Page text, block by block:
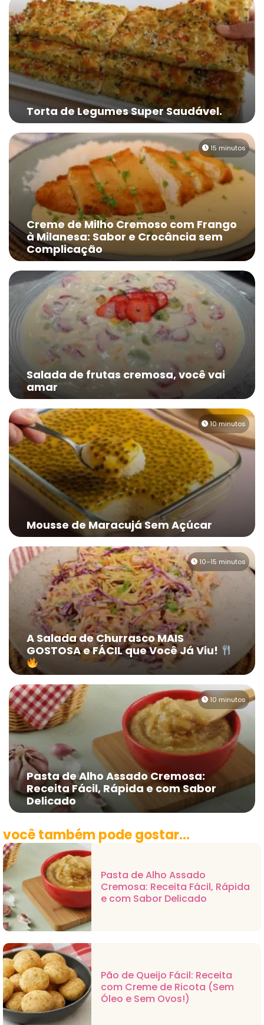
Torta de Legumes Super Saudável.
15 minutos
Creme de Milho Cremoso com Frango
à Milanesa: Sabor e Crocância sem
Complicação
Salada de frutas cremosa, você vai
amar
10 minutos
Mousse de Maracujá Sem Açúcar
10–15 minutos
A Salada de Churrasco MAIS
GOSTOSA e FÁCIL que Você Já Viu!
10 minutos
Pasta de Alho Assado Cremosa:
Receita Fácil, Rápida e com Sabor
Delicado
você também pode gostar...
Pasta de Alho Assado
Cremosa: Receita Fácil, Rápida
e com Sabor Delicado
Pão de Queijo Fácil: Receita
com Creme de Ricota (Sem
Óleo e Sem Ovos!)